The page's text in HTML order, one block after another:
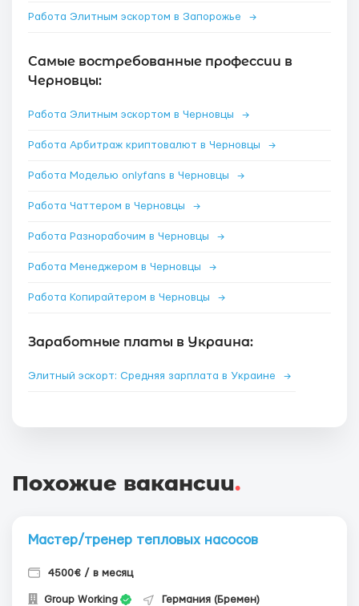
Работа Элитным эскортом в Запорожье →
Самые востребованные профессии в
Черновцы:
Работа Элитным эскортом в Черновцы →
Работа Арбитраж криптовалют в Черновцы →
Работа Моделью onlyfans в Черновцы →
Работа Чаттером в Черновцы →
Работа Разнорабочим в Черновцы →
Работа Менеджером в Черновцы →
Работа Копирайтером в Черновцы →
Заработные платы в Украина:
Элитный эскорт: Средняя зарплата в Украине →
Похожие вакансии.
Мастер/тренер тепловых насосов
4500€ / в месяц
Group Working Германия (Бремен)